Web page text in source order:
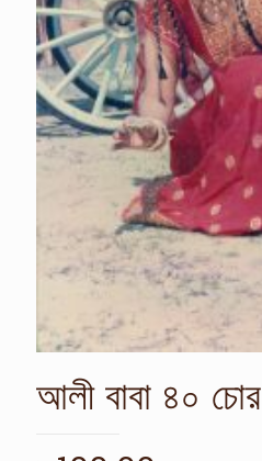
আলী বাবা ৪০ চোর